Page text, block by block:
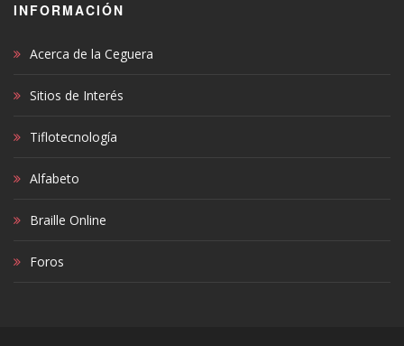
INFORMACIÓN
Acerca de la Ceguera
Sitios de Interés
Tiflotecnología
Alfabeto
Braille Online
Foros